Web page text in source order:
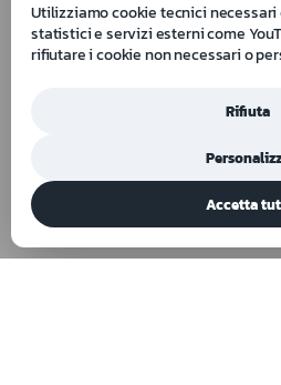
Utilizziamo cookie tecnici necessari
statistici e servizi esterni come
rifiutare i cookie non necessari o
Rifiuta
Accetta